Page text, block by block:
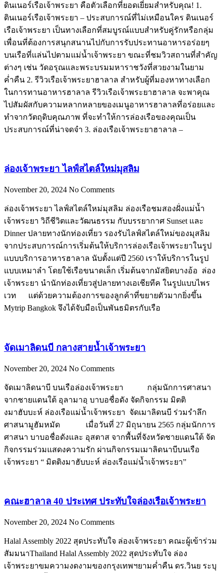
ดินเนอร์เรือเจ้าพระยา คือตัวเลือกที่ยอดเยี่ยมสำหรับคุณ! 1.
ดินเนอร์เรือเจ้าพระยา – ประสบการณ์ที่ไม่เหมือนใคร ดินเนอร์
เรือเจ้าพระยา เป็นทางเลือกที่สมบูรณ์แบบสำหรับคู่รักหรือกลุ่ม
เพื่อนที่ต้องการสนุกสนานไปกับการรับประทานอาหารอร่อยๆ
บนเรือที่แล่นไปตามแม่น้ำเจ้าพระยา ขณะที่ชมวิวสถานที่สำคัญ
ต่างๆ เช่น วัดอรุณและพระบรมมหาราชวังที่สวยงามในยาม
ค่ำคืน 2. รีวิวเรือเจ้าพระยาฮาลาล สำหรับผู้ที่มองหาทางเลือก
ในการทานอาหารฮาลาล รีวิวเรือเจ้าพระยาฮาลาล จะพาคุณ
ไปสัมผัสกับความหลากหลายของเมนูอาหารฮาลาลที่อร่อยและ
ทำจากวัตถุดิบคุณภาพ ที่จะทำให้การล่องเรือของคุณเป็น
ประสบการณ์ที่น่าจดจำ 3. ล่องเรือเจ้าพระยาฮาลาล –
ล่องเจ้าพระยา ไลฟ์สไตล์ใหม่มุสลิม
November 20, 2024 No Comments
ล่องเจ้าพระยา ไลฟ์สไตล์ใหม่มุสลิม ล่องเรือชมสองฝั่งแม่น้ำ
เจ้าพระยา วิถีชีวิตและวัฒนธรรม กับบรรยากาศ Sunset และ
Dinner ปลายทางนักท่องเที่ยว รองรับไลฟ์สไตล์ใหม่ของมุสลิม
จากประสบการณ์การเริ่มต้นให้บริการล่องเรือเจ้าพระยาในรูป
แบบบริการอาหารฮาลาล นับตั้งแต่ปี 2560 เราให้บริการในรูป
แบบเหมาลำ โดยใช้เรือขนาดเล็ก เริ่มต้นจากมัสยิดบางอ้อ ล่อง
เจ้าพระยา นำนักท่องเที่ยวสู่ปลายทางเอเชียทีค ในรูปแบบไพร
เวท แต่ด้วยความต้องการของลูกค้าที่ขยายตัวมากยิ่งขึ้น
Mytrip Bangkok จึงได้จับมือเป็นพันธมิตรกับเรือ
จัดเมาลิดนบี กลางสายน้ำเจ้าพระยา
November 20, 2024 No Comments
จัดเมาลิดนาบี บนเรือล่องเจ้าพระยา กลุ่มนักการศาสนา
จากชายแดนใต้ อุลามาอฺ บาบอชื่อดัง จัดกิจกรรม มิตติ
งมาฮับบะห์ ล่องเรือแม่น้ำเจ้าพระยา จัดเมาลิดนบี ร่วมรำลึก
ศาสนามูฮัมหมัด เมื่อวันที่ 27 มิถุนายน 2565 กลุ่มนักการ
ศาสนา บาบอชื่อดังและ อุสตาส จากพื้นที่จังหวัดชายแดนใต้ จัด
กิจกรรมร่วมแสดงความรัก ผ่านกิจกรรมเมาลิดนาบีบนเรือ
เจ้าพระยา “ มิตติงมาฮับบะห์ ล่องเรือแม่น้ำเจ้าพระยา”
คณะฮาลาล 40 ประเทศ ประทับใจล่องเรือเจ้าพระยา
November 20, 2024 No Comments
Halal Assembly 2022 สุดประทับใจ ล่องเจ้าพระยา คณะผู้เข้าร่วม
สัมมนาThailand Halal Assembly 2022 สุดประทับใจ ล่อง
เจ้าพระยาขมความงดงามของกรุงเทพฯยามค่ำคืน ดร.วินย ระบุ